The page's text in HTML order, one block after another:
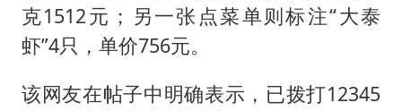
克1512元；另一张点菜单则标注“大泰
虾”4只，单价756元。
该网友在帖子中明确表示，已拨打12345